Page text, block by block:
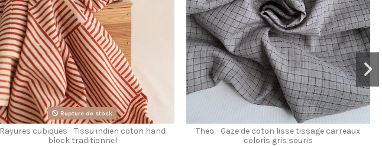
Rupture de stock
Rayures cubiques - Tissu indien coton hand
block traditionnel
Theo - Gaze de coton lisse tissage carreaux
coloris gris souris